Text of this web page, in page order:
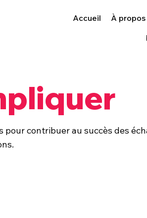
Accueil À propos
pour contribuer au succès des